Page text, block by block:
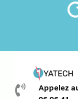

Appelez